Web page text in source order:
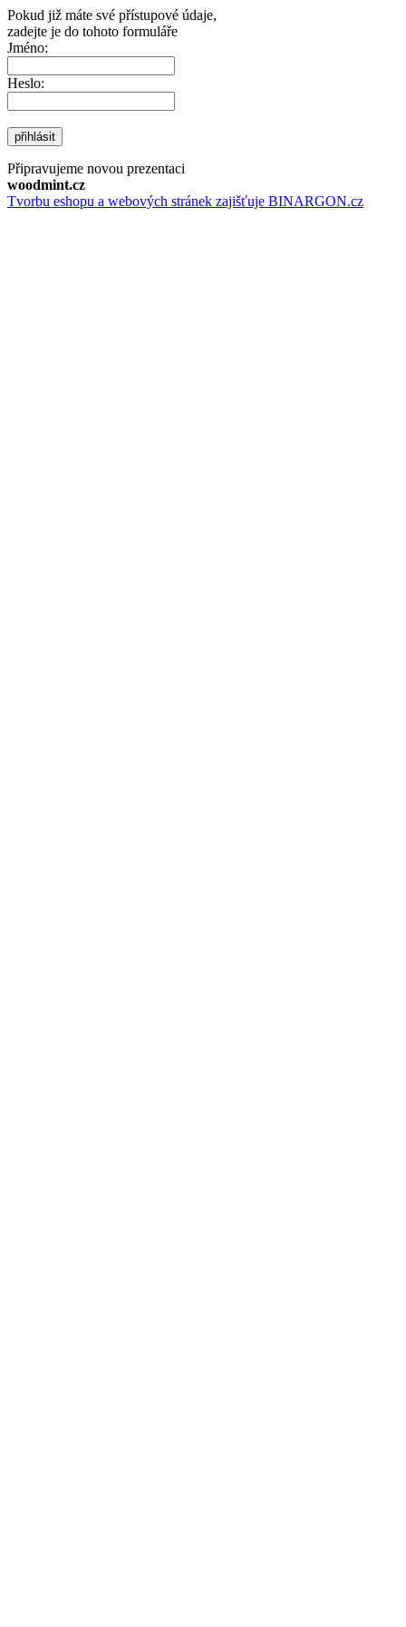
Pokud již máte své přístupové údaje,
zadejte je do tohoto formuláře
Jméno:
Heslo:
přihlásit
Připravujeme novou prezentaci
woodmint.cz
Tvorbu eshopu a webových stránek zajišťuje BINARGON.cz